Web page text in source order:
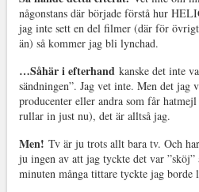
någonstans där började förstå hur
jag inte sett en del filmer (där för
än) så kommer jag bli lynchad.
…Såhär i efterhand kanske det inte
sändningen”. Jag vet inte. Men det jag
producenter eller andra som får
rullar in just nu), det är alltså jag.
Men! Tv är ju trots allt bara tv. Och
ju ingen av att jag tyckte det var ”sköj”
minuten många tittare tyckte jag borde